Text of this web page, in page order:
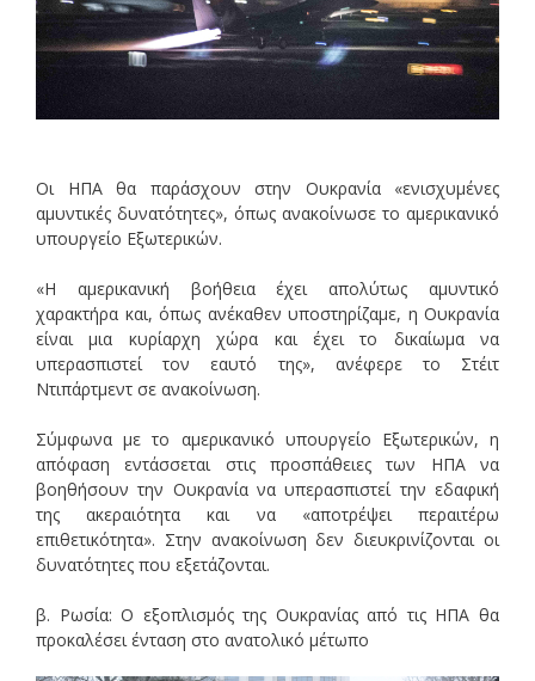
Οι ΗΠΑ θα παράσχουν στην Ουκρανία «ενισχυμένες
αμυντικές δυνατότητες», όπως ανακοίνωσε το αμερικανικό
υπουργείο Εξωτερικών.
«Η αμερικανική βοήθεια έχει απολύτως αμυντικό
χαρακτήρα και, όπως ανέκαθεν υποστηρίζαμε, η Ουκρανία
είναι μια κυρίαρχη χώρα και έχει το δικαίωμα να
υπερασπιστεί τον εαυτό της», ανέφερε το Στέιτ
Ντιπάρτμεντ σε ανακοίνωση.
Σύμφωνα με το αμερικανικό υπουργείο Εξωτερικών, η
απόφαση εντάσσεται στις προσπάθειες των ΗΠΑ να
βοηθήσουν την Ουκρανία να υπερασπιστεί την εδαφική
της ακεραιότητα και να «αποτρέψει περαιτέρω
επιθετικότητα». Στην ανακοίνωση δεν διευκρινίζονται οι
δυνατότητες που εξετάζονται.
β. Ρωσία: Ο εξοπλισμός της Ουκρανίας από τις ΗΠΑ θα
προκαλέσει ένταση στο ανατολικό μέτωπο